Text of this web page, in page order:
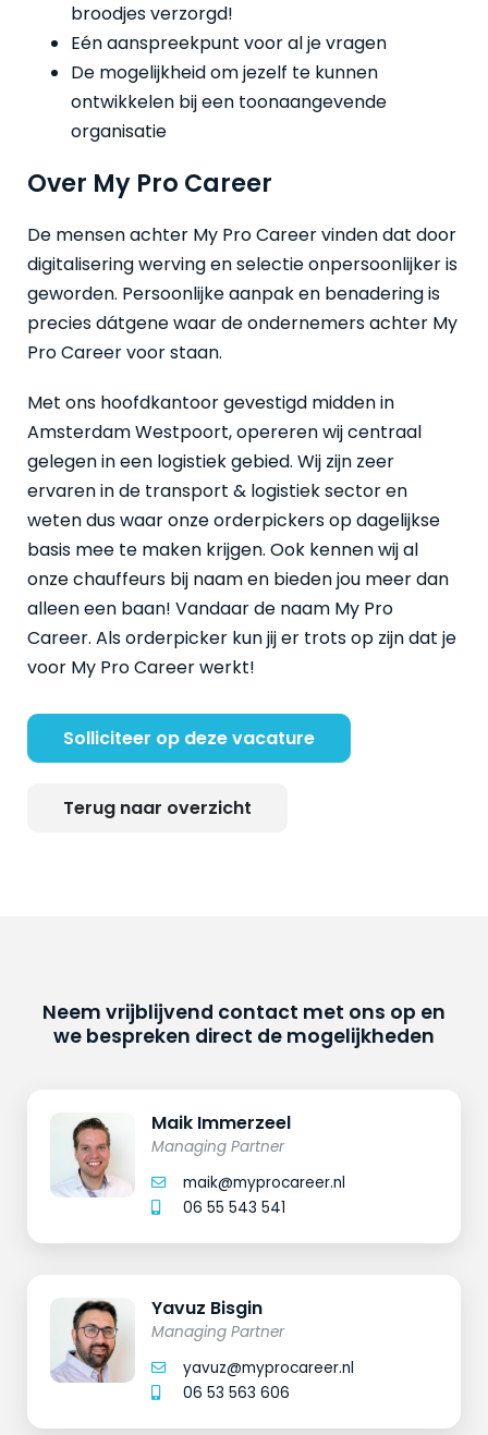
broodjes verzorgd!
Eén aanspreekpunt voor al je vragen
De mogelijkheid om jezelf te kunnen
ontwikkelen bij een toonaangevende
organisatie
Over My Pro Career
De mensen achter My Pro Career vinden dat door
digitalisering werving en selectie onpersoonlijker is
geworden. Persoonlijke aanpak en benadering is
precies dátgene waar de ondernemers achter My
Pro Career voor staan.
Met ons hoofdkantoor gevestigd midden in
Amsterdam Westpoort, opereren wij centraal
gelegen in een logistiek gebied. Wij zijn zeer
ervaren in de transport & logistiek sector en
weten dus waar onze orderpickers op dagelijkse
basis mee te maken krijgen. Ook kennen wij al
onze chauffeurs bij naam en bieden jou meer dan
alleen een baan! Vandaar de naam My Pro
Career. Als orderpicker kun jij er trots op zijn dat je
voor My Pro Career werkt!
Solliciteer op deze vacature
Terug naar overzicht
Neem vrijblijvend contact met ons op en
we bespreken direct de mogelijkheden
Maik Immerzeel
Managing Partner
maik@myprocareer.nl
06 55 543 541
Yavuz Bisgin
Managing Partner
yavuz@myprocareer.nl
06 53 563 606